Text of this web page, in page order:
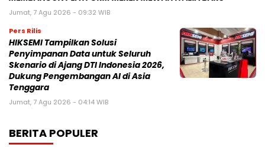
Jumat, 7 Agu 2026 - 09:32 WIB
Pers Rilis
HIKSEMI Tampilkan Solusi
Penyimpanan Data untuk Seluruh
Skenario di Ajang DTI Indonesia 2026,
Dukung Pengembangan AI di Asia
Tenggara
Jumat, 7 Agu 2026 - 04:14 WIB
BERITA POPULER